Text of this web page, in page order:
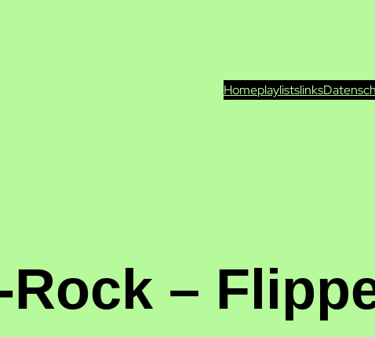
Homeplaylistslinks
–